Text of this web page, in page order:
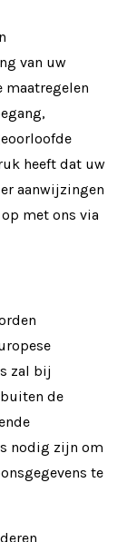
van uw
maatregelen
heeft dat uw
aanwijzingen
met ons via
zal bij
de
nodig zijn om
te